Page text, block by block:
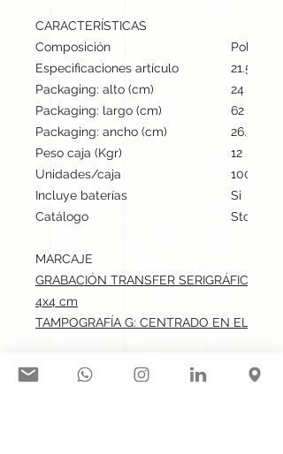
CARACTERÍSTICAS
Composición
Polipiel
Especificaciones artículo
21.5 cm
Packaging: alto (cm)
24
Packaging: largo (cm)
62
Packaging: ancho (cm)
26.5
Peso caja (Kgr)
12
Unidades/caja
100
Incluye baterías
Si
Catálogo
Stock
MARCAJE
GRABACIÓN TRANSFER SERIGRÁFICO:
4x4 cm
TAMPOGRAFÍA G: CENTRADO EN EL